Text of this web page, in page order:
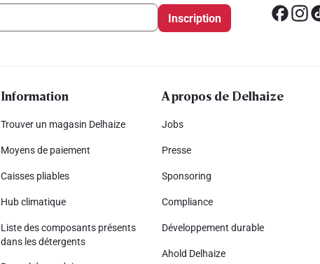
Inscription
Information
Trouver un magasin Delhaize
Moyens de paiement
Caisses pliables
Hub climatique
Liste des composants présents
dans les détergents
A propos de Delhaize
Jobs
Presse
Sponsoring
Compliance
Développement durable
Ahold Delhaize